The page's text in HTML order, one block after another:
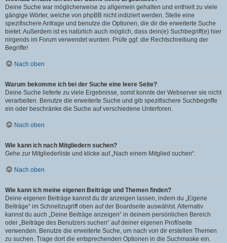
Deine Suche war möglicherweise zu allgemein gehalten und enthielt zu viele
gängige Wörter, welche von phpBB nicht indiziert werden. Stelle eine
spezifischere Anfrage und benutze die Optionen, die dir die erweiterte Suche
bietet. Außerdem ist es natürlich auch möglich, dass dein(e) Suchbegriff(e) hier
nirgends im Forum verwendet wurden. Prüfe ggf. die Rechtschreibung der
Begriffe!
Nach oben
Warum bekomme ich bei der Suche eine leere Seite?
Deine Suche lieferte zu viele Ergebnisse, somit konnte der Webserver sie nicht
verarbeiten. Benutze die erweiterte Suche und gib spezifischere Suchbegriffe
ein oder beschränke die Suche auf verschiedene Unterforen.
Nach oben
Wie kann ich nach Mitgliedern suchen?
Gehe zur Mitgliederliste und klicke auf „Nach einem Mitglied suchen“.
Nach oben
Wie kann ich meine eigenen Beiträge und Themen finden?
Deine eigenen Beiträge kannst du dir anzeigen lassen, indem du „Eigene
Beiträge“ im Schnellzugriff oben auf der Boardseite auswählst. Alternativ
kannst du auch „Deine Beiträge anzeigen“ in deinem persönlichen Bereich
oder „Beiträge des Benutzers suchen“ auf deiner eigenen Profilseite
verwenden. Benutze die erweiterte Suche, um nach von dir erstellen Themen
zu suchen. Trage dort die entsprechenden Optionen in die Suchmaske ein.